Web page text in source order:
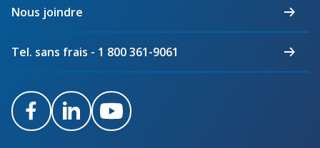
Nous joindre
Tel. sans frais - 1 800 361-9061
FacebookLinkedInYoutube